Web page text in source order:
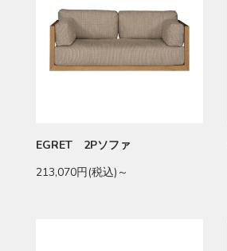
EGRET 2Pソファ
213,070円(税込)～